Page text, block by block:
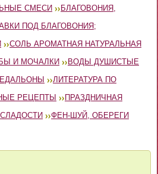
СМЕСИ
БЛАГОВОНИЯ,
ПОД БЛАГОВОНИЯ;
СОЛЬ АРОМАТНАЯ НАТУРАЛЬНАЯ
И МОЧАЛКИ
ВОДЫ ДУШИСТЫЕ
ЛИТЕРАТУРА ПО
РЕЦЕПТЫ
ПРАЗДНИЧНАЯ
ФЕН-ШУЙ, ОБЕРЕГИ